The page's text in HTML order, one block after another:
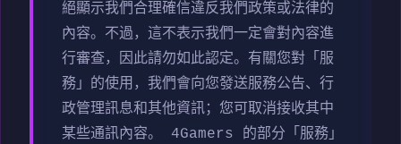
絕顯示我們合理確信違反我們政策或法律的
內容。不過，這不表示我們一定會對內容進
行審查，因此請勿如此認定。有關您對「服
務」的使用，我們會向您發送服務公告、行
政管理訊息和其他資訊；您可取消接收其中
某些通訊內容。 4Gamers 的部分「服務」